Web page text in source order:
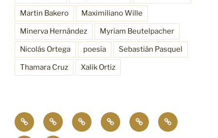
Martin Bakero Maximiliano Wille
Minerva Hernández Myriam Beutelpacher
Nicolás Ortega poesía Sebastián Pasquel
Thamara Cruz Xalik Ortiz
Empatía
4.0
¿Quiénes
somos?
AntecedentesProcesosFuncionesResonancia